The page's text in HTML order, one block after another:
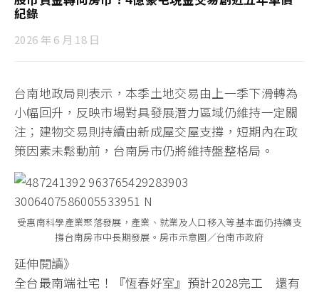
紀錄
2026 年 6 月 18 日
台南地政局則表示，本季土地交易由上一季下滑轉為
小幅回升，反映市場對具發展潛力區域仍維持一定關
注；建物交易則持續由新成屋交屋支撐，短期內在政
策因素未鬆動前，台南房市仍將維持盤整格局。
受惠南科學產業聚落發展，產業、就業及人口移入等基本面仍持續支
撐台南房市中長期發展。房市示意圖／台南市政府
延伸閱讀》
全台最南端社宅！『恆春好室』預計2028完工 還有